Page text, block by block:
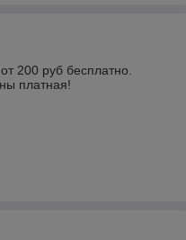
200 руб бесплатно.
платная!